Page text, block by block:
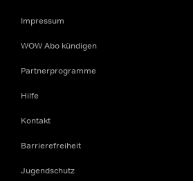
Impressum
WOW Abo kündigen
Partnerprogramme
Hilfe
Kontakt
Barrierefreiheit
Jugendschutz